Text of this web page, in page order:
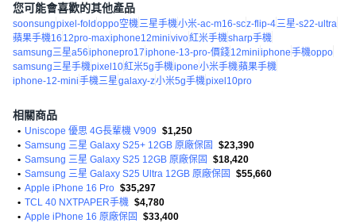
您可能會喜歡的其他產品
soonsungpixel-fold oppo空機三星手機小米-ac-m16-scz-flip-4三星-s22-ultra
蘋果手機16 12pro-maxiphone12minivivo紅米手機sharp手機
samsung三星a56iphonepro17iphone-13-pro-價錢12miniiphone手機oppo
samsung三星手機pixel10紅米5g手機ipone小米手機蘋果手機
iphone-12-mini手機三星galaxy-z小米5g手機pixel10pro
相關商品
• Uniscope 優思 4G長輩機 V909 $1,250
• Samsung 三星 Galaxy S25+ 12GB 原廠保固
$23,390
• Samsung 三星 Galaxy S25 12GB 原廠保固
$18,420
• Samsung 三星 Galaxy S25 Ultra 12GB 原廠保固
$55,660
• Apple iPhone 16 Pro $35,297
• TCL 40 NXTPAPER手機 $4,780
• Apple iPhone 16 原廠保固
$33,400